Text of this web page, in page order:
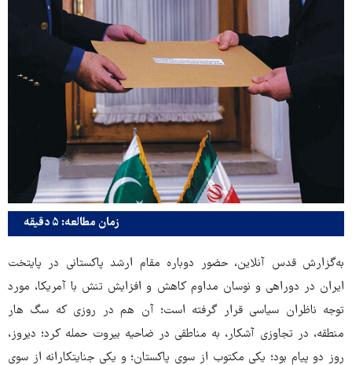
زمان مطالعه: ۵ دقیقه
به‌گزارش قدس آنلاین، حضور دوباره مقام ارشد پاکستانی در پایتخت
ایران در دوراهی و نوسان مداوم کاهش و افزایش تنش با آمریکا، مورد
توجه ناظران سیاسی قرار گرفته است؛ آن هم در روزی که سگ هار
منطقه، در تجاوزی آشکار، به مناطقی در ضاحیه بیروت حمله کرد؛ دیروز،
روز دو پیام بود؛ یکی مکتوب از سوی پاکستان؛ و یکی جنایتکارانه از سوی